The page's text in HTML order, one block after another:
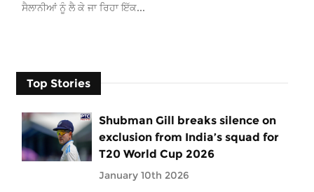
ਸੈਲਾਨੀਆਂ ਨੂੰ ਲੈ ਕੇ ਜਾ ਰਿਹਾ ਇੱਕ...
Top Stories
Shubman Gill breaks silence on
exclusion from India’s squad for
T20 World Cup 2026
January 10th 2026